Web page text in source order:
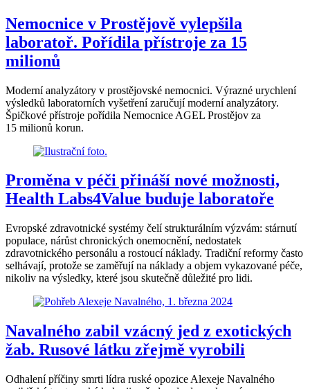
Nemocnice v Prostějově vylepšila
laboratoř. Pořídila přístroje za 15
milionů
Moderní analyzátory v prostějovské nemocnici. Výrazné urychlení
výsledků laboratorních vyšetření zaručují moderní analyzátory.
Špičkové přístroje pořídila Nemocnice AGEL Prostějov za
15 milionů korun.
Proměna v péči přináší nové možnosti,
Health Labs4Value buduje laboratoře
Evropské zdravotnické systémy čelí strukturálním výzvám: stárnutí
populace, nárůst chronických onemocnění, nedostatek
zdravotnického personálu a rostoucí náklady. Tradiční reformy často
selhávají, protože se zaměřují na náklady a objem vykazované péče,
nikoliv na výsledky, které jsou skutečně důležité pro lidi.
Navalného zabil vzácný jed z exotických
žab. Rusové látku zřejmě vyrobili
Odhalení příčiny smrti lídra ruské opozice Alexeje Navalného